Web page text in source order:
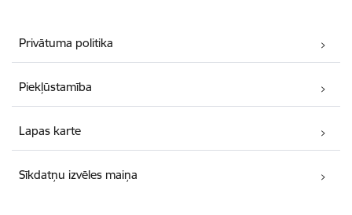
Privātuma politika
Piekļūstamība
Lapas karte
Sīkdatņu izvēles maiņa